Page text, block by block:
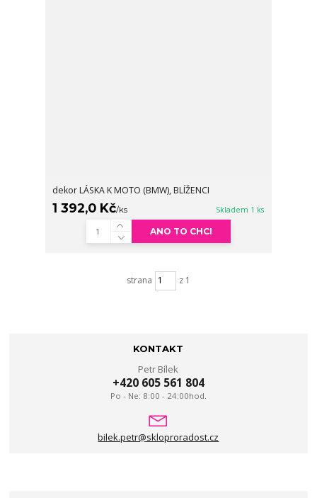
dekor LÁSKA K MOTO (BMW), BLÍŽENCI
1 392,0 Kč/ks Skladem 1 ks
ANO TO CHCI
strana z 1
KONTAKT
Petr Bílek
+420 605 561 804
Po - Ne: 8:00 - 24:00hod.
bilek.petr@skloproradost.cz